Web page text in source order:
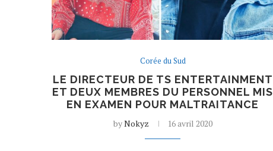
Corée du Sud
LE DIRECTEUR DE TS ENTERTAINMENT
ET DEUX MEMBRES DU PERSONNEL MIS
EN EXAMEN POUR MALTRAITANCE
byNokyz 16 avril 2020